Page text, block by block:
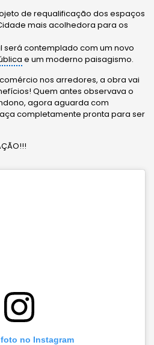
de requalificação dos espaços
mais acolhedora para os
será contemplado com um novo
e um moderno paisagismo.
nos arredores, a obra vai
Quem antes observava o
agora aguarda com
completamente pronta para ser
foto no Instagram